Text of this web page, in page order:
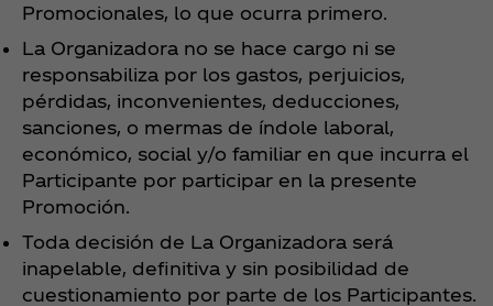
Promocionales, lo que ocurra primero.
La Organizadora no se hace cargo ni se
responsabiliza por los gastos, perjuicios,
pérdidas, inconvenientes, deducciones,
sanciones, o mermas de índole laboral,
económico, social y/o familiar en que incurra el
Participante por participar en la presente
Promoción.
Toda decisión de La Organizadora será
inapelable, definitiva y sin posibilidad de
cuestionamiento por parte de los Participantes.